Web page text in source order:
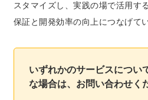
スタマイズし、実践の場で活用す
保証と開発効率の向上につなげて
いずれかのサービスについ
な場合は、お問い合わせく